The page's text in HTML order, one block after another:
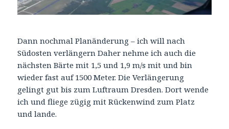
Dann nochmal Planänderung – ich will nach
Südosten verlängern Daher nehme ich auch die
nächsten Bärte mit 1,5 und 1,9 m/s mit und bin
wieder fast auf 1500 Meter. Die Verlängerung
gelingt gut bis zum Luftraum Dresden. Dort wende
ich und fliege zügig mit Rückenwind zum Platz
und lande.